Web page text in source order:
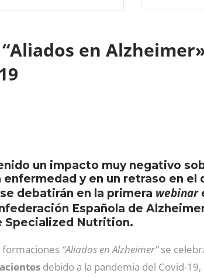
en
un impacto muy negativo
y en un retraso en
debatirán en la primera webinar
Española de
Specialized Nutrition.
formaciones “Aliados en Alzheimer”se
debido a la pandemia del Covid-